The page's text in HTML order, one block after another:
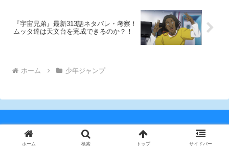
『宇宙兄弟』最新313話ネタバレ・考察！
ムッタ達は天文台を完成できるのか？！
ホーム 少年ジャンプ
電子書籍漫画のおすすめ比較
ホーム 検索 トップ サイドバー